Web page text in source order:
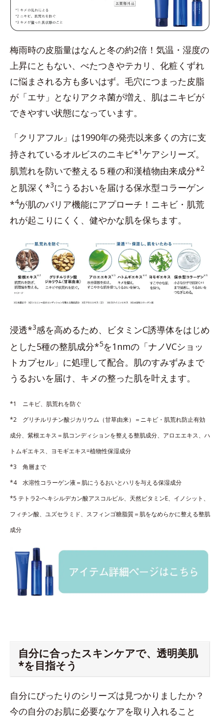
梅雨時の皮脂量はなんと冬の約2倍！気温・湿度の
上昇にともない、べたつきやテカリ、化粧くずれ
に悩まされる方も多いはず。毛穴につまった皮脂
が「エサ」となりアクネ菌が増え、肌はニキビが
できやすい状態になっています。
「クリアフル」は1990年の発売以来多くの方に支
持されているオルビスのニキビ*1ケアシリーズ。
肌荒れを防いで整える５種の和漢植物由来成分*2
と肌深く*3にうるおいを届ける保水型コラーゲン
*4が肌のバリア機能にアプローチ！ニキビ・肌荒
れが起こりにくく、健やかな肌を保ちます。
浸透*3感を高めるため、ビタミンC誘導体をはじめ
とした5種の整肌成分*5を1nmの「ナノVCショッ
トカプセル」に処理して配合。肌のすみずみまで
うるおいを届け、キメの整った肌を叶えます。
*1 ニキビ、肌荒れを防ぐ
*2 グリチルリチン酸ジカリウム（甘草由来）＝ニキビ・肌荒れ防止有効
成分、紫根エキス＝肌コンディションを整える整肌成分、アロエエキス、ハ
トムギエキス、ヨモギエキス=植物性保湿成分
*3 角層まで
*4 水溶性コラーゲン液＝肌にうるおいとハリを与える保湿成分
*5 テトラ2-ヘキシルデカン酸アスコルビル、天然ビタミンE、イノシット、
フィチン酸、ユズセラミド、スフィンゴ糖脂質＝肌をなめらかに整える整肌
成分
自分に合ったスキンケアで、透明美肌
*を目指そう
自分にぴったりのシリーズは見つかりましたか？
今の自分のお肌に必要なケアを取り入れること